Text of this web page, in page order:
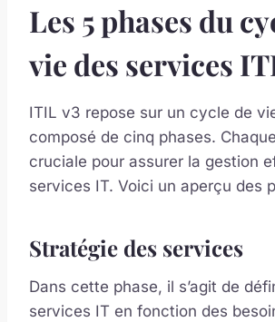
Les 5 phases du
vie des services
ITIL v3 repose sur un cycle de
composé de cinq phases.
cruciale pour assurer la gestion
services IT. Voici un aperçu des
Stratégie des services
Dans cette phase, il s’agit de
services IT en fonction des